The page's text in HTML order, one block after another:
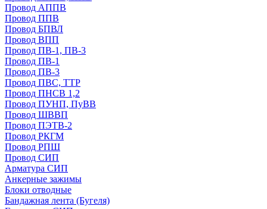
Провод АППВ
Провод ППВ
Провод БПВЛ
Провод ВПП
Провод ПВ-1, ПВ-3
Провод ПВ-1
Провод ПВ-3
Провод ПВС, ТТР
Провод ПНСВ 1,2
Провод ПУНП, ПуВВ
Провод ШВВП
Провод ПЭТВ-2
Провод РКГМ
Провод РПШ
Провод СИП
Арматура СИП
Анкерные зажимы
Блоки отводные
Бандажная лента (Бугеля)